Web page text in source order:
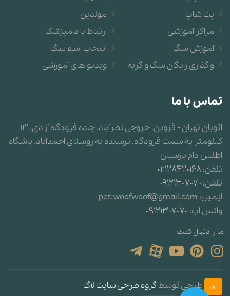
مولدین
ارتباط با دامپزشک
انتخاب اسم سگ
ویدیو های آموزشی
پت شاپ
مراکز آموزشی
آموزش سگ
واگذاری رایگان سگ و گربه
تماس با ما
اتوبان تهران - قزوین. خروجی نظرآباد. جاده فرودگاه آزادی. 13
کیلومتر به سمت فرودگاه. نرسیده به روستای احمدآباد. باشگاه
اطلس دام پارسیان
تلفن:02128420168
تلفن: 09121307070
ایمیل: pet.woofwoof@gmail.com
واتس اپ: 09121307070
ما را دنبال کنید:
طراحی توسطگروه طراحی سایت لاگ